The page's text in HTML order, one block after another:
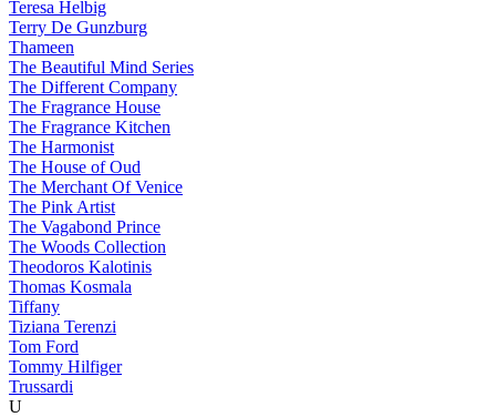
Teresa Helbig
Terry De Gunzburg
Thameen
The Beautiful Mind Series
The Different Company
The Fragrance House
The Fragrance Kitchen
The Harmonist
The House of Oud
The Merchant Of Venice
The Pink Artist
The Vagabond Prince
The Woods Collection
Theodoros Kalotinis
Thomas Kosmala
Tiffany
Tiziana Terenzi
Tom Ford
Tommy Hilfiger
Trussardi
U